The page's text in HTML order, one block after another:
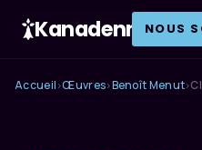
Kanadenn NOUS
Accueil ›Œuvres›Benoît Menut›